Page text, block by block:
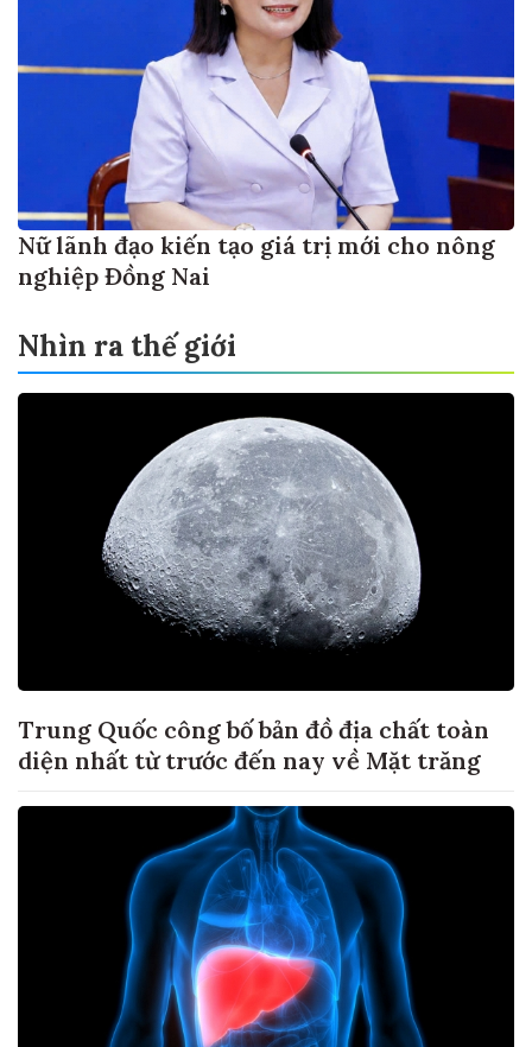
Nữ lãnh đạo kiến tạo giá trị mới cho nông
nghiệp Đồng Nai
Nhìn ra thế giới
Trung Quốc công bố bản đồ địa chất toàn
diện nhất từ trước đến nay về Mặt trăng